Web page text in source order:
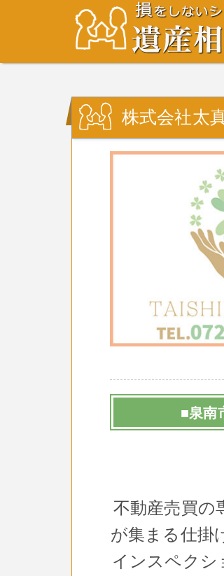
株式会社太
■泉南
不動産売買の
が集まる仕掛
インスペクシ